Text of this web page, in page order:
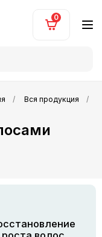
0
Вся продукция